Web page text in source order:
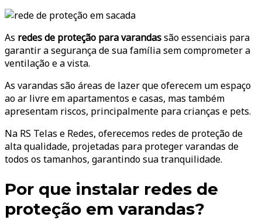
As redes de proteção para varandassão essenciais para
garantir a segurança de sua família sem comprometer a
ventilação e a vista.
As varandas são áreas de lazer que oferecem um espaço
ao ar livre em apartamentos e casas, mas também
apresentam riscos, principalmente para crianças e pets.
Na RS Telas e Redes, oferecemos redes de proteção de
alta qualidade, projetadas para proteger varandas de
todos os tamanhos, garantindo sua tranquilidade.
Por que instalar redes de
proteção em varandas?